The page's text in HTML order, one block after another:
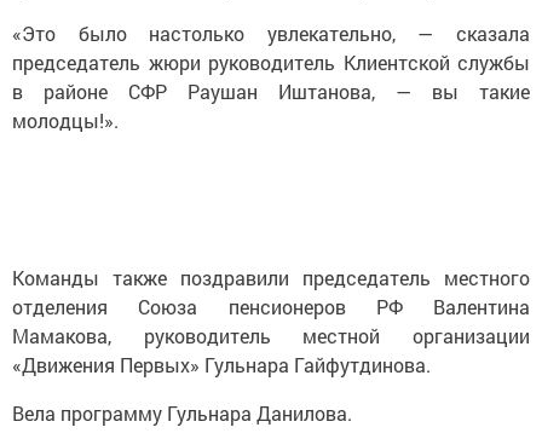
«Это было настолько увлекательно, — сказала
председатель жюри руководитель Клиентской службы
в районе СФР Раушан Иштанова, — вы такие
молодцы!».
Команды также поздравили председатель местного
отделения Союза пенсионеров РФ Валентина
Мамакова, руководитель местной организации
«Движения Первых» Гульнара Гайфутдинова.
Вела программу Гульнара Данилова.